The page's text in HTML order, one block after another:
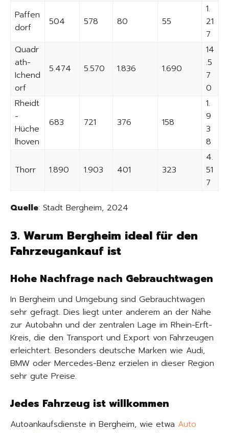
Paffen
dorf
504 578 80 55
1.
21
7
Quadr
ath-
Ichend
orf
5.474 5.570 1.836 1.690
14
.5
7
0
Rheidt
-
Hüche
lhoven
683 721 376 158
1.
9
3
8
Thorr 1.890 1.903 401 323
4.
51
7
Quelle: Stadt Bergheim, 2024
3. Warum Bergheim ideal für den
Fahrzeugankauf ist
Hohe Nachfrage nach Gebrauchtwagen
In Bergheim und Umgebung sind Gebrauchtwagen
sehr gefragt. Dies liegt unter anderem an der Nähe
zur Autobahn und der zentralen Lage im Rhein-Erft-
Kreis, die den Transport und Export von Fahrzeugen
erleichtert. Besonders deutsche Marken wie Audi,
BMW oder Mercedes-Benz erzielen in dieser Region
sehr gute Preise.
Jedes Fahrzeug ist willkommen
Autoankaufsdienste in Bergheim, wie etwa Auto